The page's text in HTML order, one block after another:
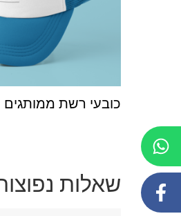
כובעי רשת ממותגים
שאלות